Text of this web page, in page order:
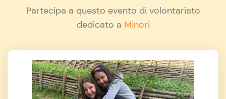
Partecipa a questo evento di volontariato
dedicato a Minori